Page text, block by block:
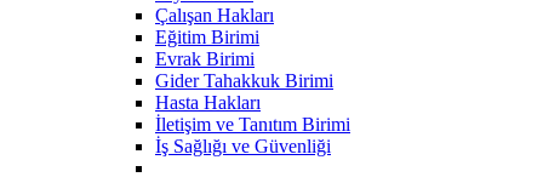
Çalışan Hakları
Eğitim Birimi
Evrak Birimi
Gider Tahakkuk Birimi
Hasta Hakları
İletişim ve Tanıtım Birimi
İş Sağlığı ve Güvenliği